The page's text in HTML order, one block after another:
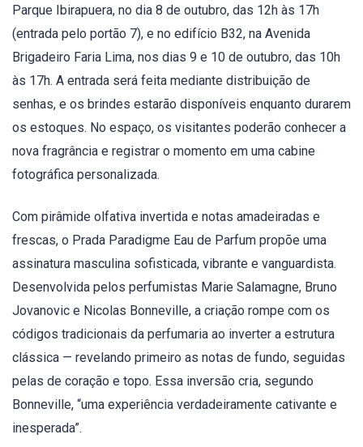
Parque Ibirapuera, no dia 8 de outubro, das 12h às 17h
(entrada pelo portão 7), e no edifício B32, na Avenida
Brigadeiro Faria Lima, nos dias 9 e 10 de outubro, das 10h
às 17h. A entrada será feita mediante distribuição de
senhas, e os brindes estarão disponíveis enquanto durarem
os estoques. No espaço, os visitantes poderão conhecer a
nova fragrância e registrar o momento em uma cabine
fotográfica personalizada.
Com pirâmide olfativa invertida e notas amadeiradas e
frescas, o Prada Paradigme Eau de Parfum propõe uma
assinatura masculina sofisticada, vibrante e vanguardista.
Desenvolvida pelos perfumistas Marie Salamagne, Bruno
Jovanovic e Nicolas Bonneville, a criação rompe com os
códigos tradicionais da perfumaria ao inverter a estrutura
clássica — revelando primeiro as notas de fundo, seguidas
pelas de coração e topo. Essa inversão cria, segundo
Bonneville, “uma experiência verdadeiramente cativante e
inesperada”.